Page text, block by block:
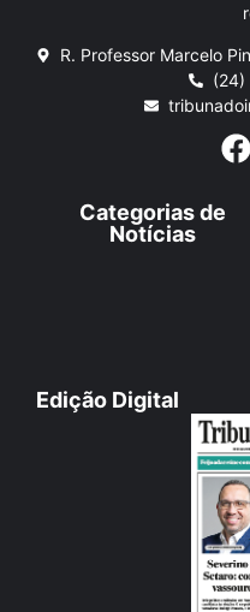
R. Professor Marcelo
Categorias de
Notícias
Edição Digital